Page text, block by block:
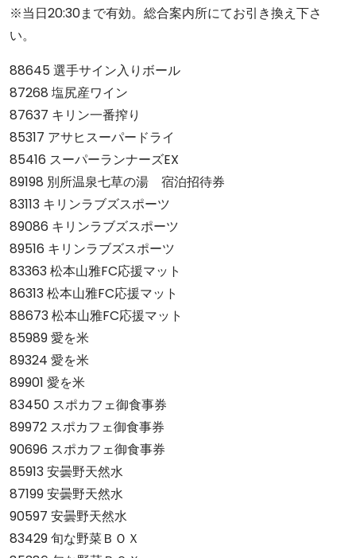
※当日20:30まで有効。総合案内所にてお引き換え下さ
い。
88645 選手サイン入りボール
87268 塩尻産ワイン
87637 キリン一番搾り
85317 アサヒスーパードライ
85416 スーパーランナーズEX
89198 別所温泉七草の湯 宿泊招待券
83113 キリンラブズスポーツ
89086 キリンラブズスポーツ
89516 キリンラブズスポーツ
83363 松本山雅FC応援マット
86313 松本山雅FC応援マット
88673 松本山雅FC応援マット
85989 愛を米
89324 愛を米
89901 愛を米
83450 スポカフェ御食事券
89972 スポカフェ御食事券
90696 スポカフェ御食事券
85913 安曇野天然水
87199 安曇野天然水
90597 安曇野天然水
83429 旬な野菜ＢＯＸ